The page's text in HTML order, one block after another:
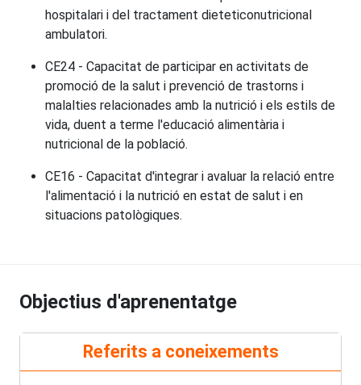
hospitalari i del tractament dieteticonutricional
ambulatori.
CE24 - Capacitat de participar en activitats de
promoció de la salut i prevenció de trastorns i
malalties relacionades amb la nutrició i els estils de
vida, duent a terme l'educació alimentària i
nutricional de la població.
CE16 - Capacitat d'integrar i avaluar la relació entre
l'alimentació i la nutrició en estat de salut i en
situacions patològiques.
Objectius d'aprenentatge
Referits a coneixements